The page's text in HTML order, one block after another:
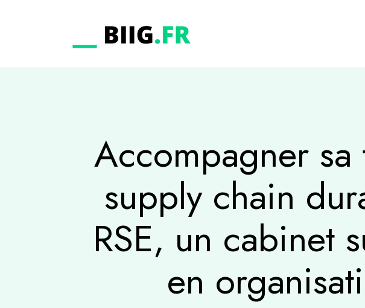
Accompagner
supply chain
RSE, un cabinet
en